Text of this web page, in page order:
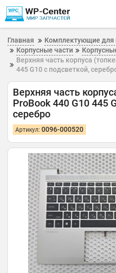
Главная
Комплектующие для
Корпусные части
Верхняя часть корпуса
445 G10 с подсветкой,
Верхняя часть
ProBook 440 G10 445
серебро
Артикул: 0096-000520